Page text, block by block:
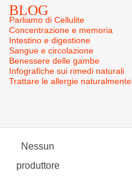
BLOG
Parliamo di Cellulite
Concentrazione e memoria
Intestino e digestione
Sangue e circolazione
Benessere delle gambe
Infografiche sui rimedi naturali
Trattare le allergie naturalmente
Nessun
produttore